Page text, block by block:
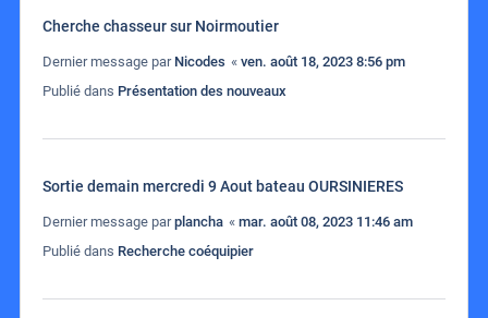
Cherche chasseur sur Noirmoutier
Dernier message par Nicodes « ven. août 18, 2023 8:56 pm
Publié dans Présentation des nouveaux
Sortie demain mercredi 9 Aout bateau OURSINIERES
Dernier message parplancha « mar. août 08, 2023 11:46 am
Publié dans Recherche coéquipier